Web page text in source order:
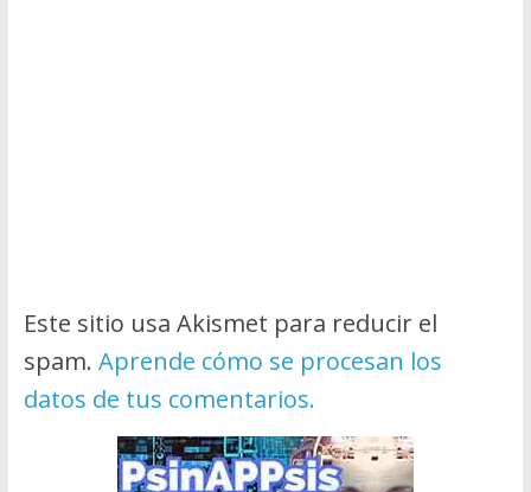
Este sitio usa Akismet para reducir el
spam. Aprende cómo se procesan los
datos de tus comentarios.